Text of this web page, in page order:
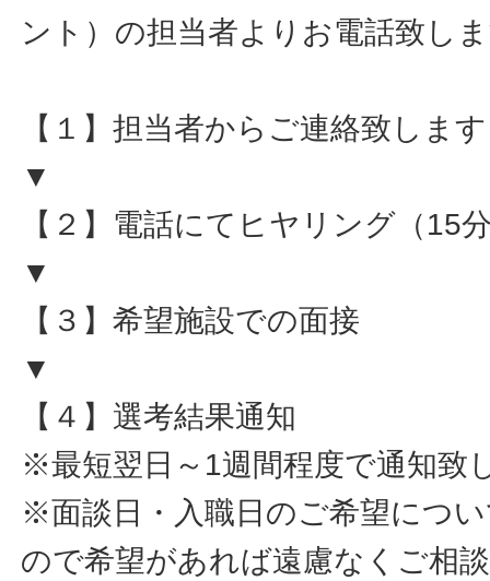
ント）の担当者よりお電話致し
【１】担当者からご連絡致します
▼
【２】電話にてヒヤリング（15
▼
【３】希望施設での面接
▼
【４】選考結果通知
※最短翌日～1週間程度で通知致
※面談日・入職日のご希望につ
ので希望があれば遠慮なくご相